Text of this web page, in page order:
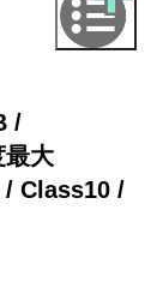
/
大
/ Class10 /